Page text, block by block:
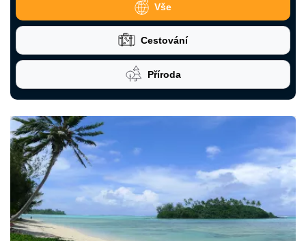
Vše
Cestování
Příroda